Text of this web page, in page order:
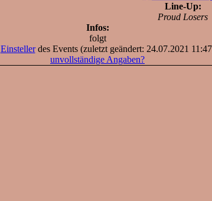
Line-Up:
Proud Losers
Infos:
folgt
Einstellerdes Events (zuletzt geändert: 24.07.2021
unvollständige Angaben?